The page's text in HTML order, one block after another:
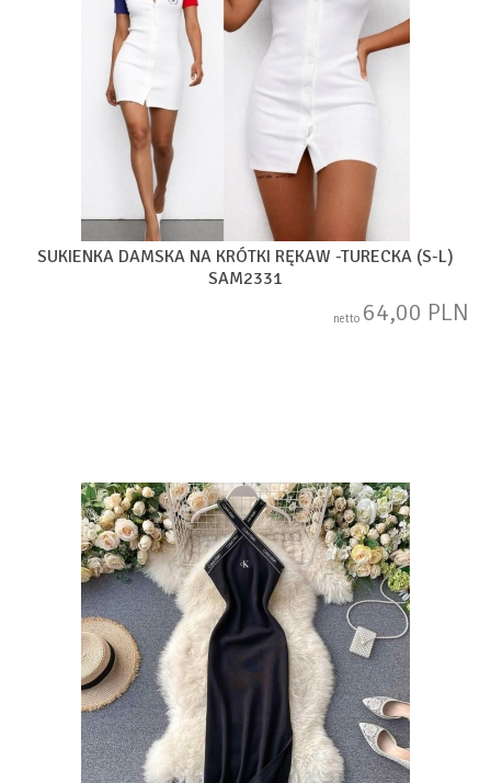
SUKIENKA DAMSKA NA KRÓTKI RĘKAW -TURECKA (S-L)
SAM2331
netto 64,00 PLN